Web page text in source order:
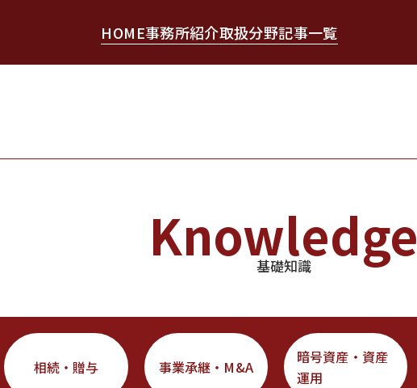
HOME事務所紹介取扱分野記事一覧
Knowledge
基礎知識
相続・贈与 事業承継・M&A
暗号資産・資産
運用